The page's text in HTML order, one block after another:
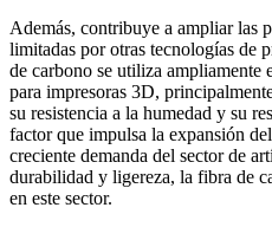
Además, contribuye a ampliar las
limitadas por otras tecnologías de
de carbono se utiliza ampliamente
para impresoras 3D,
su resistencia a la humedad y su
factor que impulsa la expansión
creciente demanda del sector de
durabilidad y ligereza, la fibra de
en este sector.